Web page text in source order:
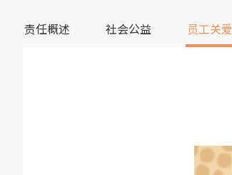
责任概述 社会公益 员工关爱